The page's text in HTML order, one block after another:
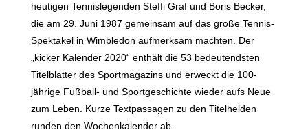
heutigen Tennislegenden Steffi Graf und Boris Becker,
die am 29. Juni 1987 gemeinsam auf das große Tennis-
Spektakel in Wimbledon aufmerksam machten. Der
„kicker Kalender 2020“ enthält die 53 bedeutendsten
Titelblätter des Sportmagazins und erweckt die 100-
jährige Fußball- und Sportgeschichte wieder aufs Neue
zum Leben. Kurze Textpassagen zu den Titelhelden
runden den Wochenkalender ab.